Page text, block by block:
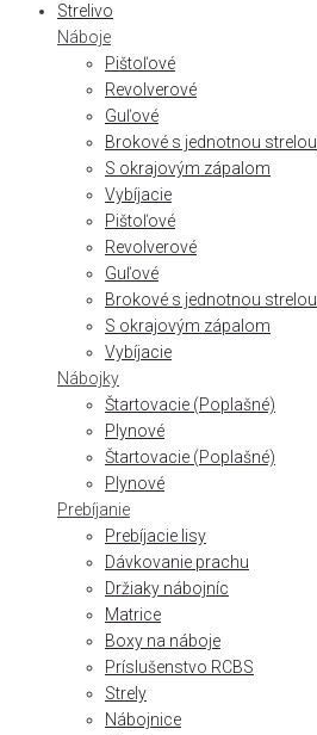
Strelivo
Náboje
Pištoľové
Revolverové
Guľové
Brokové s jednotnou strelou
S okrajovým zápalom
Vybíjacie
Pištoľové
Revolverové
Guľové
Brokové s jednotnou strelou
S okrajovým zápalom
Vybíjacie
Nábojky
Štartovacie (Poplašné)
Plynové
Štartovacie (Poplašné)
Plynové
Prebíjanie
Prebíjacie lisy
Dávkovanie prachu
Držiaky nábojníc
Matrice
Boxy na náboje
Príslušenstvo RCBS
Strely
Nábojnice